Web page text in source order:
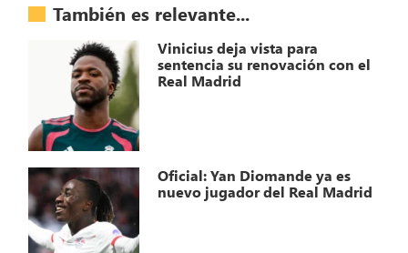
También es relevante...
Vinicius deja vista para
sentencia su renovación con el
Real Madrid
Oficial: Yan Diomande ya es
nuevo jugador del Real Madrid